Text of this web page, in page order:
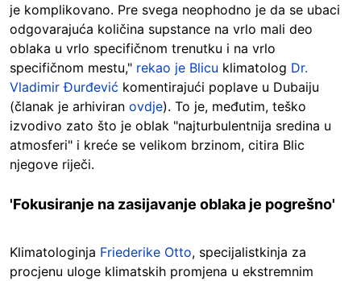
je komplikovano. Pre svega neophodno je da se ubaci
odgovarajuća količina supstance na vrlo mali deo
oblaka u vrlo specifičnom trenutku i na vrlo
specifičnom mestu," rekao je Blicu klimatolog Dr.
Vladimir Đurđević komentirajući poplave u Dubaiju
(članak je arhiviran ovdje). To je, međutim, teško
izvodivo zato što je oblak "najturbulentnija sredina u
atmosferi" i kreće se velikom brzinom, citira Blic
njegove riječi.
'Fokusiranje na zasijavanje oblaka je pogrešno'
Klimatologinja Friederike Otto, specijalistkinja za
procjenu uloge klimatskih promjena u ekstremnim